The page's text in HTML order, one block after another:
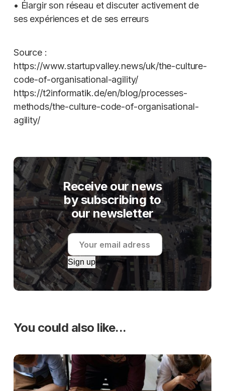
• Élargir son réseau et discuter activement de
ses expériences et de ses erreurs
Source :
https://www.startupvalley.news/uk/the-culture-
code-of-organisational-agility/
https://t2informatik.de/en/blog/processes-
methods/the-culture-code-of-organisational-
agility/
Receive our news
by subscribing to
our newsletter
Sign up
You could also like...